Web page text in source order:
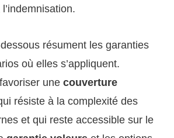
résument les garanties
où elles s’appliquent.
une couverture
résiste à la complexité des
et qui reste accessible sur le